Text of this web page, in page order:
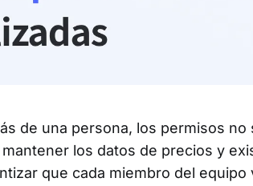
de una persona, los permisos no
mantener los datos de precios y
que cada miembro del equipo